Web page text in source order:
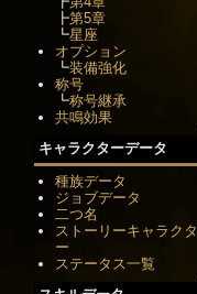
┣第5章
┗星座
オプション
┗装備強化
称号
┗称号継承
共鳴効果
キャラクターデータ
種族データ
ジョブデータ
二つ名
ストーリーキャラクタ
ー
ステータス一覧